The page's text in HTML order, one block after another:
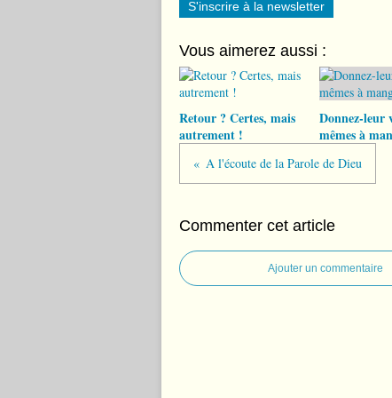
S'inscrire à la newsletter
Vous aimerez aussi :
Retour ? Certes, mais
autrement !
Donnez-leur
mêmes à
A l'écoute de la Parole de Dieu
Commenter cet article
Ajouter un commentaire